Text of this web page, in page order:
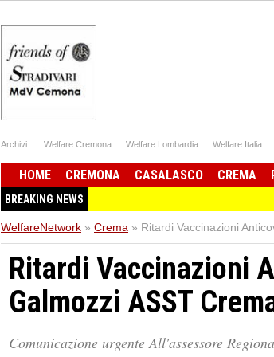
Archivi: Welfare Cremona Welfare Lombardia Welfare Italia
HOME CREMONA CASALASCO CREMA
BREAKING NEWS
WelfareNetwork » Crema » Ritardi Vaccinazioni
Ritardi Vaccinazioni
Galmozzi ASST
Comunicazione urgente All'assessore